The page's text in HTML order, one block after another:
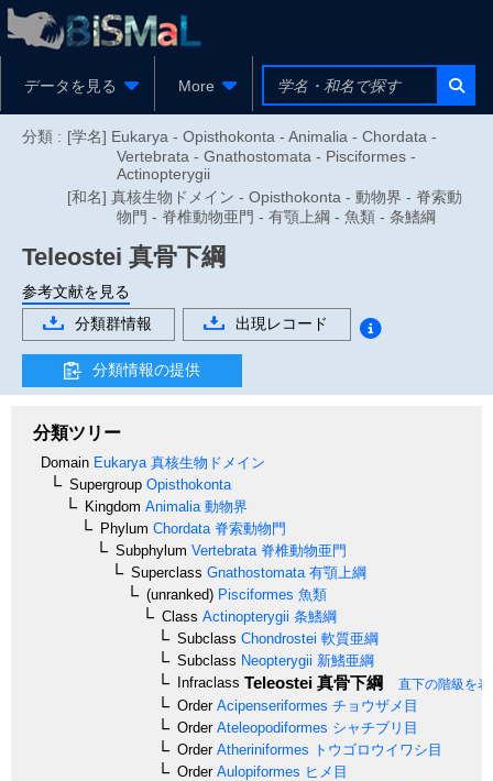
データを見る More
分類 : [学名] Eukarya - Opisthokonta - Animalia - Chordata -
Vertebrata - Gnathostomata - Pisciformes -
Actinopterygii
[和名] 真核生物ドメイン - Opisthokonta - 動物界 - 脊索動
物門 - 脊椎動物亜門 - 有顎上綱 - 魚類 - 条鰭綱
Teleostei 真骨下綱
参考文献を見る
分類群情報
出現レコード
分類情報の提供
分類ツリー
Domain Eukarya 真核生物ドメイン
Supergroup Opisthokonta
Kingdom Animalia 動物界
Phylum Chordata 脊索動物門
Subphylum Vertebrata 脊椎動物亜門
Superclass Gnathostomata 有顎上綱
(unranked) Pisciformes 魚類
Class Actinopterygii 条鰭綱
Subclass Chondrostei 軟質亜綱
Subclass Neopterygii 新鰭亜綱
Infraclass Teleostei 真骨下綱 直下の階級を
OrderAcipenseriformes チョウザメ目
OrderAteleopodiformes シャチブリ目
OrderAtheriniformes トウゴロウイワシ目
OrderAulopiformes ヒメ目